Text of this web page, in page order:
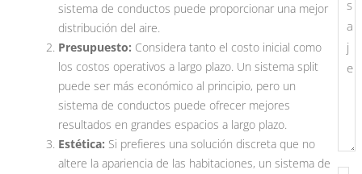
sistema de conductos puede proporcionar una mejor
distribución del aire.
Presupuesto: Considera tanto el costo inicial como
los costos operativos a largo plazo. Un sistema split
puede ser más económico al principio, pero un
sistema de conductos puede ofrecer mejores
resultados en grandes espacios a largo plazo.
Estética: Si prefieres una solución discreta que no
altere la apariencia de las habitaciones, un sistema de